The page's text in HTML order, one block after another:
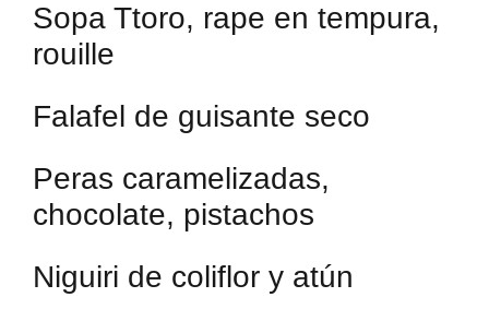
Sopa Ttoro, rape en tempura,
rouille
Falafel de guisante seco
Peras caramelizadas,
chocolate, pistachos
Niguiri de coliflor y atún